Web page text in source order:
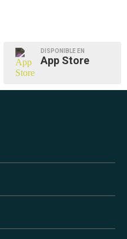
DISPONIBLE EN
App Store